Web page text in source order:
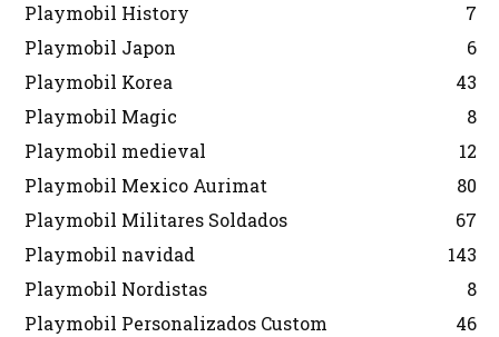
Playmobil History
7
Playmobil Japon
6
Playmobil Korea
43
Playmobil Magic
8
Playmobil medieval
12
Playmobil Mexico Aurimat
80
Playmobil Militares Soldados
67
Playmobil navidad
143
Playmobil Nordistas
8
Playmobil Personalizados Custom
46